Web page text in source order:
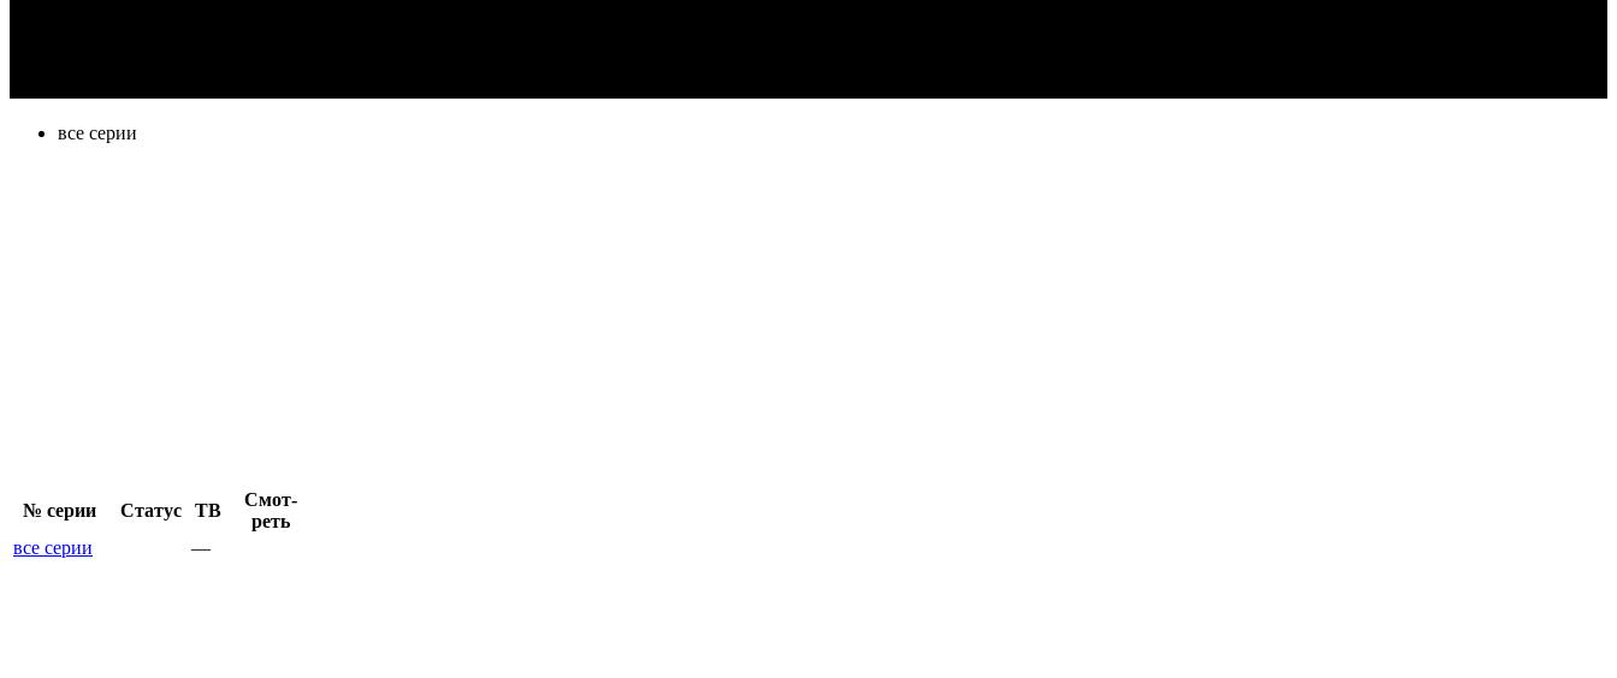
все серии
№ се­рии Ста­тус ТВ
Смот­
реть
все серии
—